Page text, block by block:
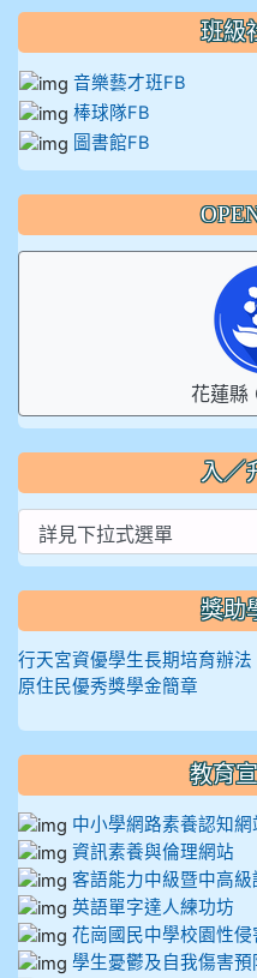
班級
音樂藝才班FB
棒球隊FB
圖書館FB
花蓮縣
入／
獎助
行天宮資優學生長期培育辦法
原住民優秀獎學金簡章
教育
中小學網路素養認知網
資訊素養與倫理網站
客語能力中級暨中高級
英語單字達人練功坊
花崗國民中學校園性
學生憂鬱及自我傷害預